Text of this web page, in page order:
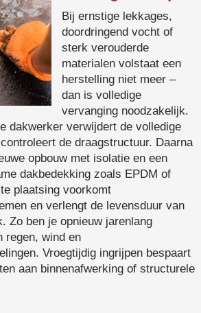
Bij ernstige lekkages,
doordringend vocht of
sterk verouderde
materialen volstaat een
herstelling niet meer –
dan is volledige
vervanging noodzakelijk.
dakwerker verwijdert de volledige
de draagstructuur. Daarna
opbouw met isolatie en een
dakbedekking zoals EPDM of
plaatsing voorkomt
en verlengt de levensduur van
Zo ben je opnieuw jarenlang
regen, wind en
Vroegtijdig ingrijpen bespaart
aan binnenafwerking of structurele